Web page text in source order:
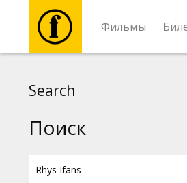
Фильмы
Search
Поиск